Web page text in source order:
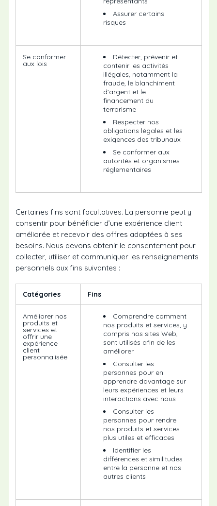
Assurer certains
risques
Se conformer
aux lois
Détecter, prévenir et
contenir les activités
illégales, notamment la
fraude, le blanchiment
d’argent et le
financement du
terrorisme
Respecter nos
obligations légales et les
exigences des tribunaux
Se conformer aux
autorités et organismes
réglementaires
Certaines fins sont facultatives. La personne peut y
consentir pour bénéficier d’une expérience client
améliorée et recevoir des offres adaptées à ses
besoins. Nous devons obtenir le consentement pour
collecter, utiliser et communiquer les renseignements
personnels aux fins suivantes :
Catégories Fins
Améliorer nos
produits et
services et
offrir une
expérience
client
personnalisée
Comprendre comment
nos produits et services, y
compris nos sites Web,
sont utilisés afin de les
améliorer
Consulter les
personnes pour en
apprendre davantage sur
leurs expériences et leurs
interactions avec nous
Consulter les
personnes pour rendre
nos produits et services
plus utiles et efficaces
Identifier les
différences et similitudes
entre la personne et nos
autres clients